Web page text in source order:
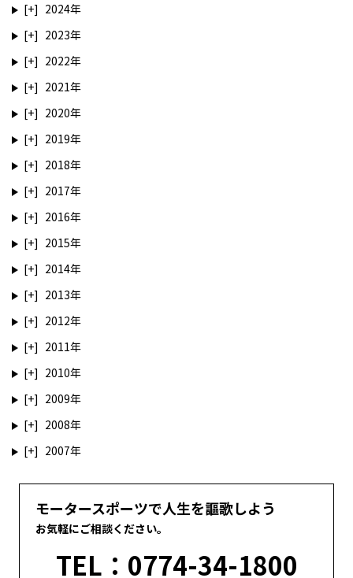
2024
2023
2022
2021
2020
2019
2018
2017
2016
2015
2014
2013
2012
2011
2010
2009
2008
2007
モータースポーツで人生を謳歌しよう
お気軽にご相談ください。
TEL：0774-34-1800